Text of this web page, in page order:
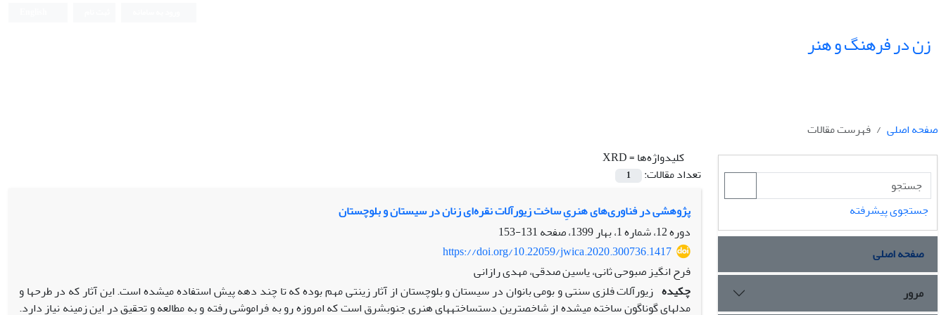
زن در فرهنگ و هنر
صفحه اصلی
فهرست مقالات
کلیدواژه‌ها =XRD
تعداد مقالات:
1
پژوهشی در فناوری‌های‌ هنریِ ساخت زیورآلات نقره‌ای زنان در سیستان و بلوچستان
دوره 12، شماره 1، بهار 1399، صفحه
131-153
https://doi.org/10.22059/jwica.2020.300736.1417
فرح انگیز صبوحی ثانی، یاسین صدقی، مهدی رازانی
چکیده زیورآلات فلزی سنتی و بومی بانوان در سیستان و بلوچستان از آثار زینتی مهم بوده که تا چند دهه پیش استفاده می‏شده است. این آثار که در طرح‏ها و
مدل‏های گوناگون ساخته می‏شده از شاخص‏ترین دست‏ساخته‏های هنری جنوب‏شرق است که امروزه رو به فراموشی رفته و به مطالعه و تحقیق در این زمینه نیاز دارد.
جستجوی پیشرفته
صفحه اصلی
مرور